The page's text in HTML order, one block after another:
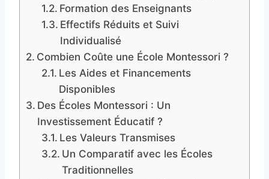
Formation des Enseignants
Effectifs Réduits et Suivi
Individualisé
Combien Coûte une École Montessori ?
Les Aides et Financements
Disponibles
Des Écoles Montessori : Un
Investissement Éducatif ?
Les Valeurs Transmises
Un Comparatif avec les Écoles
Traditionnelles